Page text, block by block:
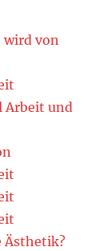
wird von
Arbeit und
Ästhetik?